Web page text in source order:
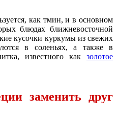
как тмин, и в основном
блюдах ближневосточной
кусочки куркумы из свежих
в соленьях, а также в
известного как золотое
заменить друг